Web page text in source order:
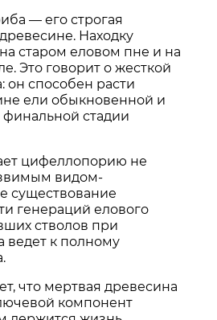
— его строгая
Находку
старом еловом пне и на
Это говорит о жесткой
он способен расти
ели обыкновенной и
финальной стадии
цифеллопорию не
видом-
существование
генераций елового
стволов при
ведет к полному
что мертвая древесина
компонент